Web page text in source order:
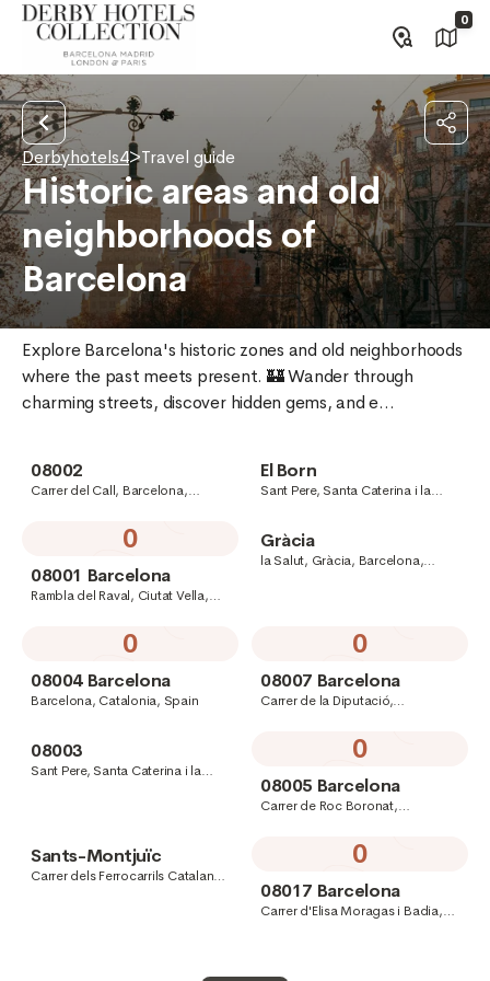
0
Derbyhotels4>Travel guide
Historic areas and old
neighborhoods of
Barcelona
Explore Barcelona's historic zones and old neighborhoods
where the past meets present. 🏰 Wander through
charming streets, discover hidden gems, and e...
08002
Carrer del Call, Barcelona,
El Born
Sant Pere, Santa Caterina i la
0
08001 Barcelona
Rambla del Raval, Ciutat Vella,
Gràcia
la Salut, Gràcia, Barcelona,
0
08004 Barcelona
Barcelona, Catalonia, Spain
0
08007 Barcelona
Carrer de la Diputació,
08003
Sant Pere, Santa Caterina i la
0
08005 Barcelona
Carrer de Roc Boronat,
Sants-Montjuïc
Carrer dels Ferrocarrils Catalans,
0
08017 Barcelona
Carrer d'Elisa Moragas i Badia,